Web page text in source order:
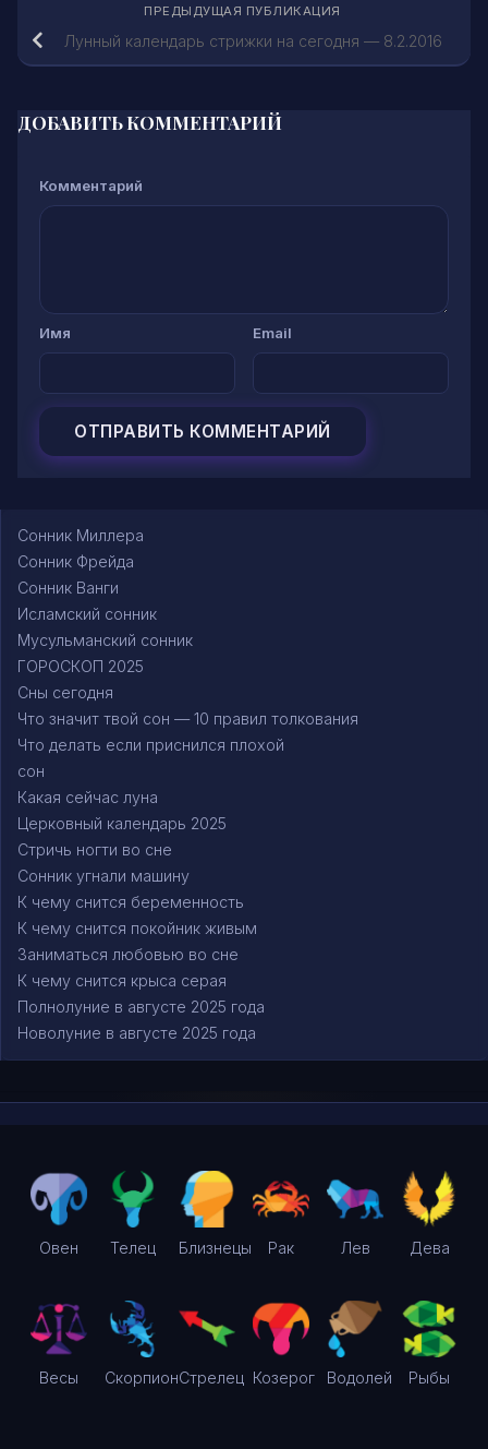
ПРЕДЫДУЩАЯ ПУБЛИКАЦИЯ
Лунный календарь стрижки на сегодня — 8.2.2016
ДОБАВИТЬ КОММЕНТАРИЙ
Комментарий
Имя Email
Сонник Миллера
Сонник Фрейда
Сонник Ванги
Исламский сонник
Мусульманский сонник
ГОРОСКОП 2025
Сны сегодня
Что значит твой сон — 10 правил толкования
Что делать если приснился плохой
сон
Какая сейчас луна
Церковный календарь 2025
Стричь ногти во сне
Сонник угнали машину
К чему снится беременность
К чему снится покойник живым
Заниматься любовью во сне
К чему снится крыса серая
Полнолуние в августе 2025 года
Новолуние в августе 2025 года
Овен Телец Близнецы Рак Лев Дева
Весы СкорпионСтрелец Козерог Водолей Рыбы